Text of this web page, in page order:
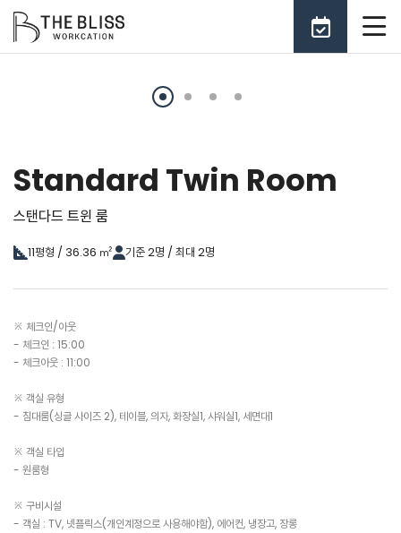
Standard Twin Room
스탠다드 트윈 룸
11평형 / 36.36 ㎡ 기준 2명 / 최대 2명
※ 체크인/아웃
- 체크인 : 15:00
- 체크아웃 : 11:00
※ 객실 유형
- 침대룸(싱글 사이즈 2), 테이블, 의자, 화장실1, 샤워실1, 세면대1
※ 객실 타입
- 원룸형
※ 구비시설
- 객실 : TV, 넷플릭스(개인계정으로 사용해야함), 에어컨, 냉장고, 장롱